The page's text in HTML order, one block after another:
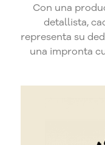
Con una
detallista,
representa su
una impronta